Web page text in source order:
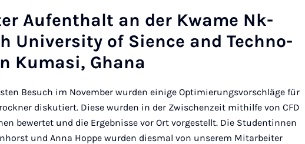
Aufenthalt an der Kwame Nk­
Uni­ver­sity of Si­ence and Tech­no­
Ku­masi, Ghana
Besuch im November wurden einige Optimierungsvorschläge für
diskutiert. Diese wurden in der Zwischenzeit mithilfe von CFD
bewertet und die Ergebnisse vor Ort vorgestellt. Die Studentinnen
und Anna Hoppe wurden diesmal von unserem Mitarbeiter